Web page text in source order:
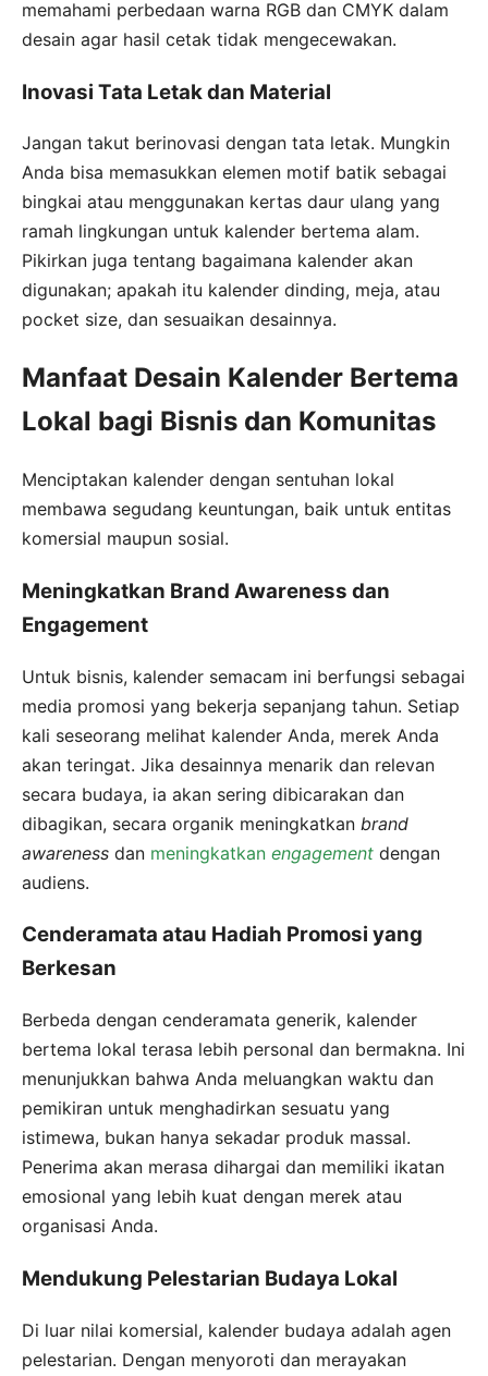
memahami perbedaan warna RGB dan CMYK dalam
desain agar hasil cetak tidak mengecewakan.
Inovasi Tata Letak dan Material
Jangan takut berinovasi dengan tata letak. Mungkin
Anda bisa memasukkan elemen motif batik sebagai
bingkai atau menggunakan kertas daur ulang yang
ramah lingkungan untuk kalender bertema alam.
Pikirkan juga tentang bagaimana kalender akan
digunakan; apakah itu kalender dinding, meja, atau
pocket size, dan sesuaikan desainnya.
Manfaat Desain Kalender Bertema
Lokal bagi Bisnis dan Komunitas
Menciptakan kalender dengan sentuhan lokal
membawa segudang keuntungan, baik untuk entitas
komersial maupun sosial.
Meningkatkan Brand Awareness dan
Engagement
Untuk bisnis, kalender semacam ini berfungsi sebagai
media promosi yang bekerja sepanjang tahun. Setiap
kali seseorang melihat kalender Anda, merek Anda
akan teringat. Jika desainnya menarik dan relevan
secara budaya, ia akan sering dibicarakan dan
dibagikan, secara organik meningkatkan brand
awareness dan meningkatkan engagement dengan
audiens.
Cenderamata atau Hadiah Promosi yang
Berkesan
Berbeda dengan cenderamata generik, kalender
bertema lokal terasa lebih personal dan bermakna. Ini
menunjukkan bahwa Anda meluangkan waktu dan
pemikiran untuk menghadirkan sesuatu yang
istimewa, bukan hanya sekadar produk massal.
Penerima akan merasa dihargai dan memiliki ikatan
emosional yang lebih kuat dengan merek atau
organisasi Anda.
Mendukung Pelestarian Budaya Lokal
Di luar nilai komersial, kalender budaya adalah agen
pelestarian. Dengan menyoroti dan merayakan